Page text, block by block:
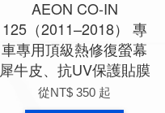
AEON CO-IN
125（2011–2018） 專
車專用頂級熱修復螢幕
犀牛皮、抗UV保護貼膜
從NT$ 350 起